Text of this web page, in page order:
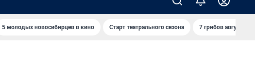
5 молодых новосибирцев в кино Старт театрального сезона 7 грибов августа